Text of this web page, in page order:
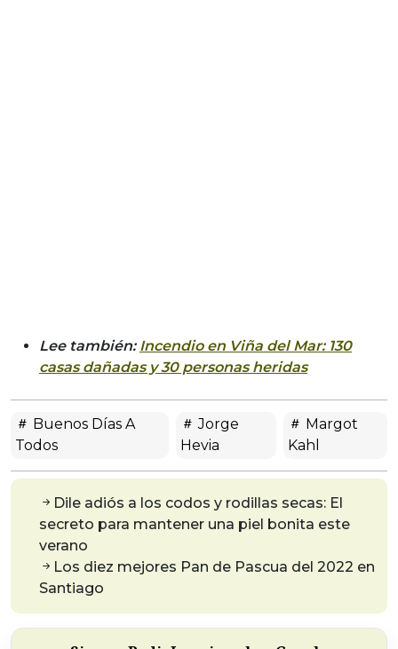
Lee también: Incendio en Viña del Mar: 130
casas dañadas y 30 personas heridas
Buenos Días A
Todos
Jorge
Hevia
Margot
Kahl
Dile adiós a los codos y rodillas secas: El
secreto para mantener una piel bonita este
verano
Los diez mejores Pan de Pascua del 2022 en
Santiago